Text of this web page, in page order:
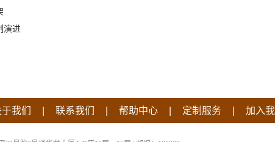
演进
我们 联系我们 帮助中心 定制服务 加入